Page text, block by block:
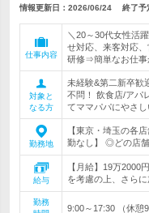
情報更新日：2026/06/24 終了予
仕事内容
＼20～30代女性活
せ対応、来客対応
研修⇒簡単なお仕事
対象と
なる方
未経験&第二新卒歓
不問！ 飲食店/アパ
てママパパにやさし
勤務地
【東京・埼玉の各
勤なし】 ◎どの店
給与
【月給】19万2000
を考慮の上、さら
勤務
9:00～17:30 （休憩